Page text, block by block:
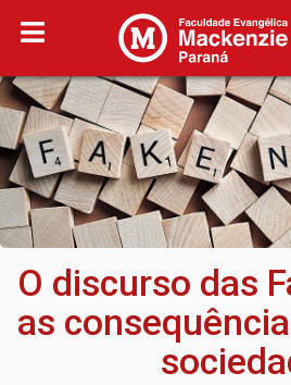
O discurso das
as